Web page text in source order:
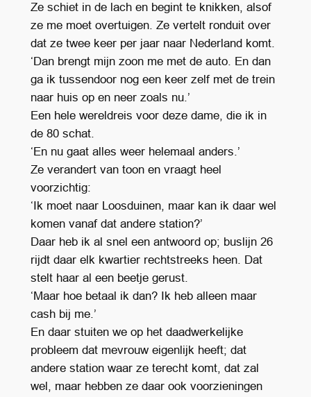
Ze schiet in de lach en begint te knikken, alsof
ze me moet overtuigen. Ze vertelt ronduit over
dat ze twee keer per jaar naar Nederland komt.
‘Dan brengt mijn zoon me met de auto. En dan
ga ik tussendoor nog een keer zelf met de trein
naar huis op en neer zoals nu.’
Een hele wereldreis voor deze dame, die ik in
de 80 schat.
‘En nu gaat alles weer helemaal anders.’
Ze verandert van toon en vraagt heel
voorzichtig:
‘Ik moet naar Loosduinen, maar kan ik daar wel
komen vanaf dat andere station?’
Daar heb ik al snel een antwoord op; buslijn 26
rijdt daar elk kwartier rechtstreeks heen. Dat
stelt haar al een beetje gerust.
‘Maar hoe betaal ik dan? Ik heb alleen maar
cash bij me.’
En daar stuiten we op het daadwerkelijke
probleem dat mevrouw eigenlijk heeft; dat
andere station waar ze terecht komt, dat zal
wel, maar hebben ze daar ook voorzieningen